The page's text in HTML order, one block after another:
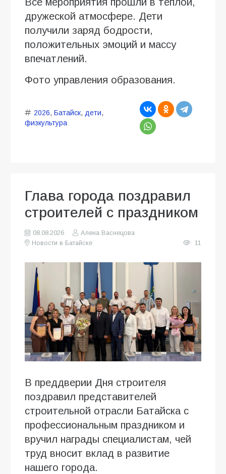
дружеской атмосфере. Дети
получили заряд бодрости,
положительных эмоций и массу
впечатлений.
Фото управления образования.
2026, Батайск, дети,
физкультура
Глава города поздравил
строителей с праздником
08.08.2026
Алена Васнецова
Новости в Батайске
11
В преддверии Дня строителя
поздравил представителей
строительной отрасли Батайска с
профессиональным праздником и
вручил награды специалистам, чей
труд вносит вклад в развитие
нашего города.